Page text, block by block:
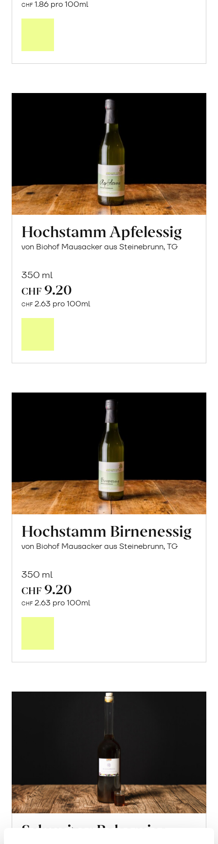
CHF 1.86 pro 100ml
Hochstamm Apfelessig
von Biohof Mausacker aus Steinebrunn, TG
350 ml
CHF 9.20
CHF 2.63 pro 100ml
Hochstamm Birnenessig
von Biohof Mausacker aus Steinebrunn, TG
350 ml
CHF 9.20
CHF 2.63 pro 100ml
Schweizer Balsamico